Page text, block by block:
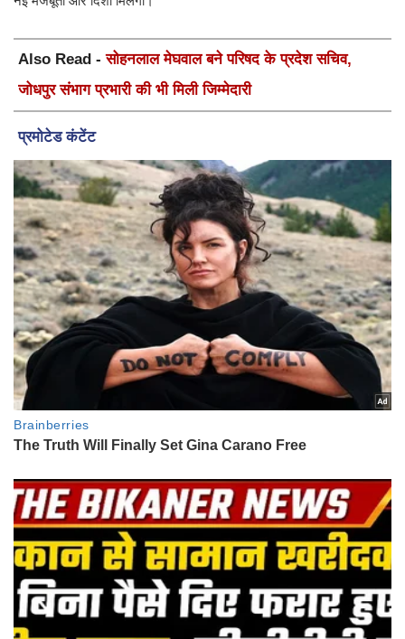
Also Read -सोहनलाल मेघवाल बने परिषद के प्रदेश सचिव,
जोधपुर संभाग प्रभारी की भी मिली जिम्मेदारी